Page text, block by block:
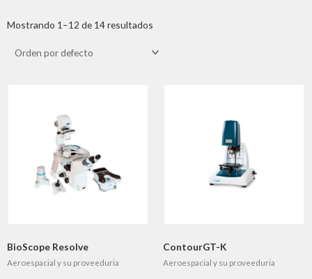
Mostrando 1–12 de 14 resultados
BioScope Resolve
Aeroespacial y su proveeduria
ContourGT-K
Aeroespacial y su proveeduria